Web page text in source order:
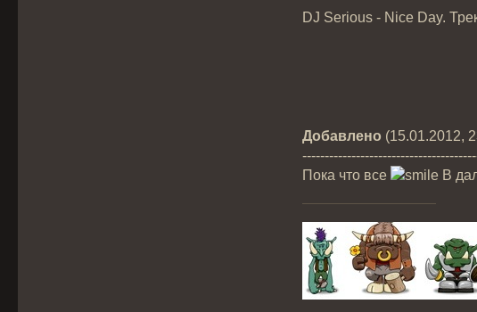
DJ Serious - Nice Day.
Добавлено (15.01.2012,
Пока что все
В